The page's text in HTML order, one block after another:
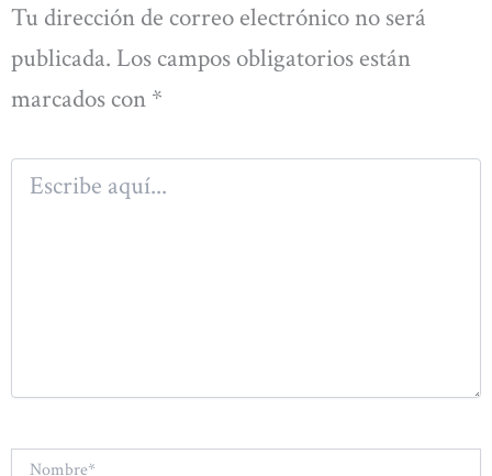
Tu dirección de correo electrónico no será
publicada. Los campos obligatorios están
marcados con *
Escribe
aquí...
Nombre*